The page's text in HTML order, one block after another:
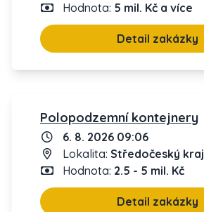
Hodnota: 5 mil. Kč a více
Detail zakázky
Polopodzemní kontejnery
6. 8. 2026 09:06
Lokalita: Středočeský kraj
Hodnota: 2.5 - 5 mil. Kč
Detail zakázky